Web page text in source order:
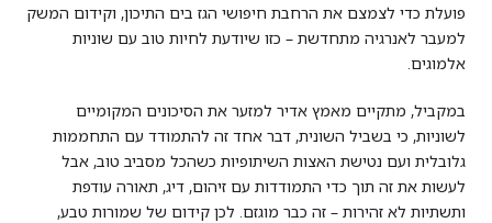
פועלת כדי לצמצם את הרחבת חיפושי הגז בים התיכון, וקידום המשק
למעבר לאנרגיה מתחדשת – כזו שיודעת לחיות טוב עם שוניות
אלמוגים.
במקביל, מתקיים מאמץ אדיר למזער את הסיכונים המקומיים
לשוניות, כי בשביל השונית, דבר אחד זה להתמודד עם התחממות
גלובלית ועם נטישת האצות השיתופיות כשהכל מסביב טוב, אבל
לעשות את זה תוך כדי התמודדות עם זיהום, דיג, תאורה עודפת
ותשתיות לא זהירות – זה כבר מוגזם. לכן קידום של שמורות טבע,